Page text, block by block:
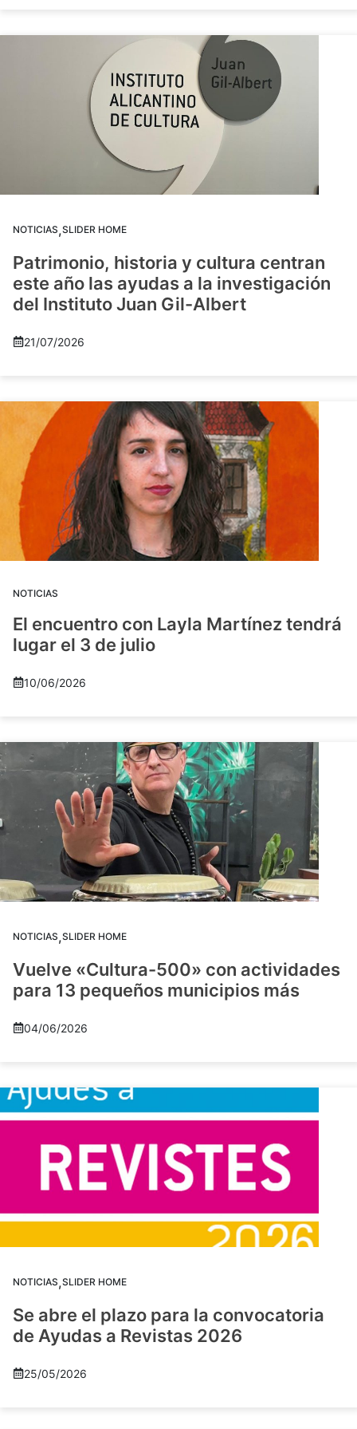
NOTICIAS,SLIDER HOME
Patrimonio, historia y cultura centran
este año las ayudas a la investigación
del Instituto Juan Gil-Albert
21/07/2026
NOTICIAS
El encuentro con Layla Martínez tendrá
lugar el 3 de julio
10/06/2026
NOTICIAS,SLIDER HOME
Vuelve «Cultura-500» con actividades
para 13 pequeños municipios más
04/06/2026
NOTICIAS,SLIDER HOME
Se abre el plazo para la convocatoria
de Ayudas a Revistas 2026
25/05/2026